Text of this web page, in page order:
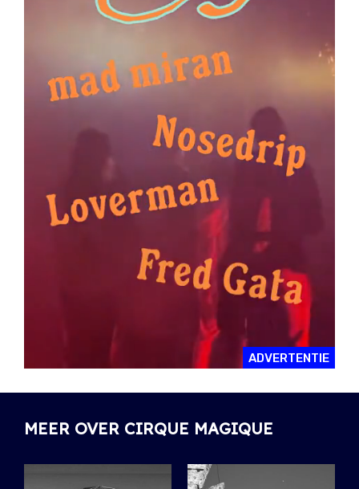
ADVERTENTIE
MEER OVER CIRQUE MAGIQUE